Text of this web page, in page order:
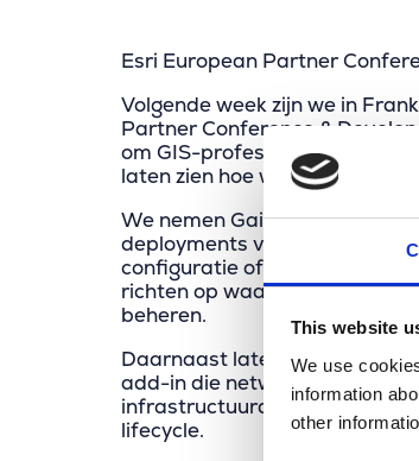
This website
We use
information
other
Esri European Partner
Volgende week zijn we in
Partner Conference &
om GIS-professionals uit heel
laten zien hoe wij teams
We nemen GaiaBuilder mee,
deployments volledig
configuratie of onderhoud,
richten op waarde creëren in
beheren.
Daarnaast laten we Marlin
add-in die netwerkbeheer
infrastructuurdata consistent
lifecycle.